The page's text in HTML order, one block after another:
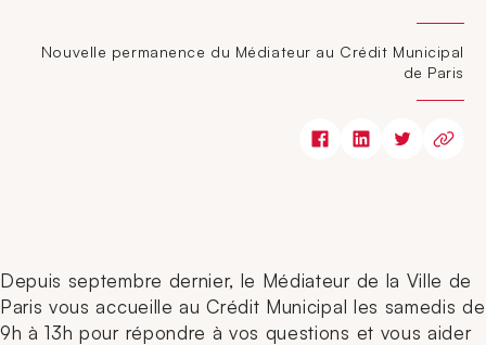
Nouvelle permanence du Médiateur au Crédit Municipal
de Paris
Depuis septembre dernier, le Médiateur de la Ville de
Paris vous accueille au Crédit Municipal les samedis de
9h à 13h pour répondre à vos questions et vous aider